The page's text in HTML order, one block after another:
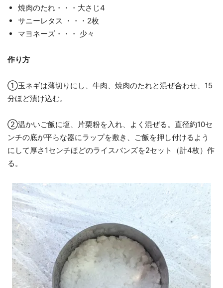
焼肉のたれ・・・大さじ4
サニーレタス ・・・2枚
マヨネーズ・・・ 少々
作り方
①玉ネギは薄切りにし、牛肉、焼肉のたれと混ぜ合わせ、15
分ほど漬け込む。
②温かいご飯に塩、片栗粉を入れ、よく混ぜる。直径約10セ
ンチの底が平らな器にラップを敷き、ご飯を押し付けるよう
にして厚さ1センチほどのライスバンズを2セット（計4枚）作
る。